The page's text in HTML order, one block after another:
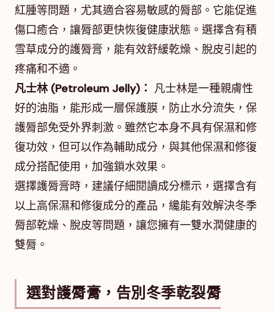
紅腫等問題，尤其適合容易敏感的脣部。它能促進
傷口癒合，讓脣部更快恢復健康狀態。選擇含有積
雪草成分的護脣膏，能有效舒緩乾燥、脫皮引起的
疼痛和不適。
凡士林 (Petroleum Jelly)： 凡士林是一種親膚性
好的油脂，能形成一層保護膜，防止水分流失，保
護脣部免受外界刺激。雖然它本身不具有保濕和修
復功效，但可以作為輔助成分，與其他保濕和修復
成分搭配使用，加強鎖水效果。
選擇護脣膏時，建議仔細閱讀成分標示，選擇含有
以上高保濕和修復成分的產品，纔能有效解決冬季
脣部乾燥、脫皮等問題，讓您擁有一雙水潤健康的
雙脣。
選對護脣膏，告別冬季乾裂脣